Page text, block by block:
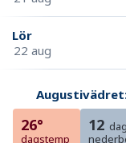
Lör
22 aug
26°
dagstemp
12